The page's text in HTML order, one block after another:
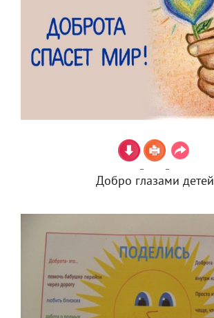
Добро глазами детей